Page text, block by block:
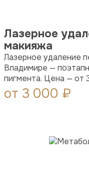
Лазерное
макияжа
Лазерное удаление
Владимире —
пигмента. Цена — от
от 3 000 ₽